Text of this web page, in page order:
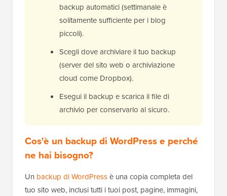
backup automatici (settimanale è
solitamente sufficiente per i blog
piccoli).
Scegli dove archiviare il tuo backup
(server del sito web o archiviazione
cloud come Dropbox).
Esegui il backup e scarica il file di
archivio per conservarlo al sicuro.
Cos'è un backup di WordPress e perché
ne hai bisogno?
Un backup di WordPressè una copia completa del
tuo sito web, inclusi tutti i tuoi post, pagine, immagini,